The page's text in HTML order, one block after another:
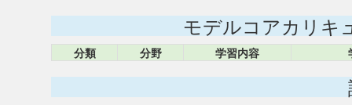
モデルコアカリキ
分類 分野 学習内容